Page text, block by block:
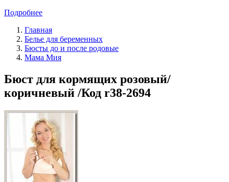
Подробнее
Главная
Белье для беременных
Бюсты до и после родовые
Мама Мия
Бюст для кормящих розовый/
коричневый /Код r38-2694